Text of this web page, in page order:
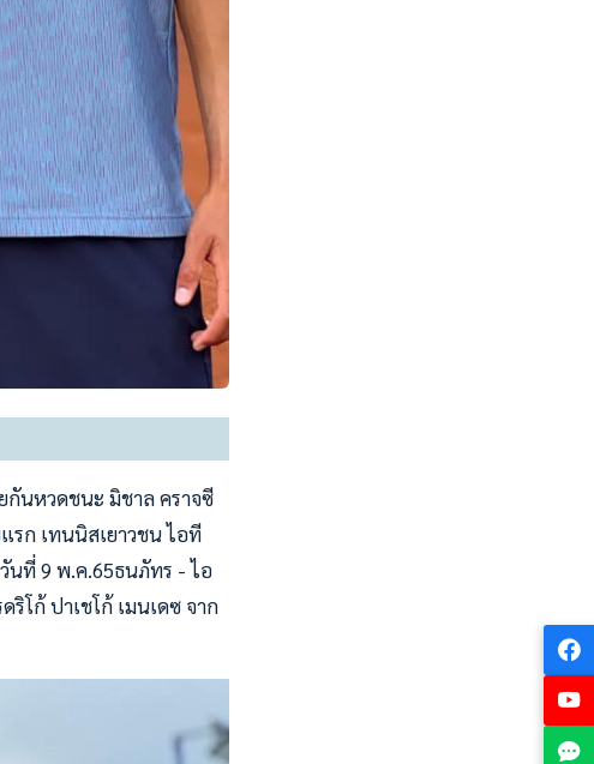
นหวดชนะ มิชาล คราจซี
รก เทนนิสเยาวชน ไอที
วันที่ 9 พ.ค.65ธนภัทร - ไอ
โก้ ปาเชโก้ เมนเดซ จาก